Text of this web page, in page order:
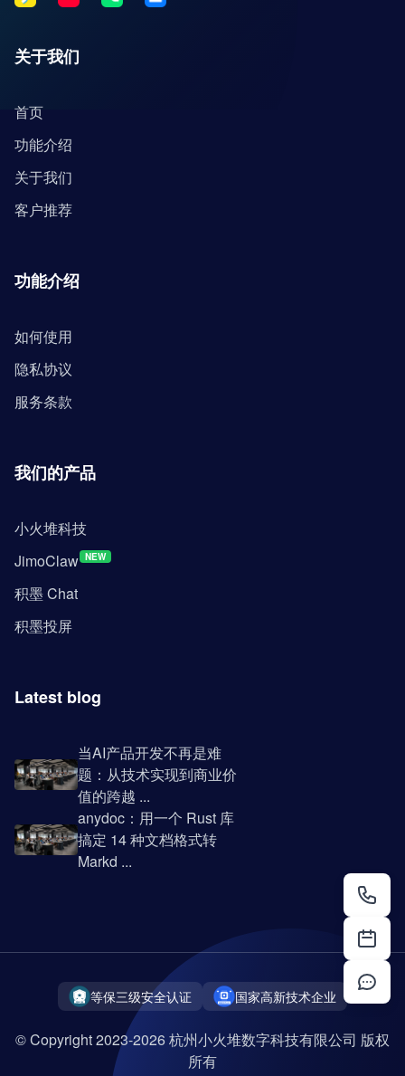
关于我们
首页
功能介绍
关于我们
客户推荐
功能介绍
如何使用
隐私协议
服务条款
我们的产品
小火堆科技
JimoClaw NEW
积墨 Chat
积墨投屏
Latest blog
当AI产品开发不再是难
题：从技术实现到商业价
值的跨越 ...
anydoc：用一个 Rust 库
搞定 14 种文档格式转
Markd ...
等保三级安全认证 国家高新技术企业
© Copyright 2023-2026 杭州小火堆数字科技有限公司 版权
所有